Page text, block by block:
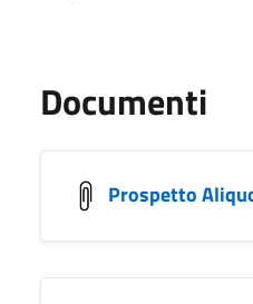
Documenti
Prospetto